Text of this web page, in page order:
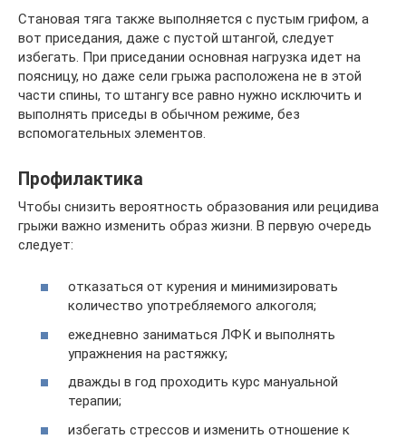
Становая тяга также выполняется с пустым грифом, а
вот приседания, даже с пустой штангой, следует
избегать. При приседании основная нагрузка идет на
поясницу, но даже сели грыжа расположена не в этой
части спины, то штангу все равно нужно исключить и
выполнять приседы в обычном режиме, без
вспомогательных элементов.
Профилактика
Чтобы снизить вероятность образования или рецидива
грыжи важно изменить образ жизни. В первую очередь
следует:
отказаться от курения и минимизировать
количество употребляемого алкоголя;
ежедневно заниматься ЛФК и выполнять
упражнения на растяжку;
дважды в год проходить курс мануальной
терапии;
избегать стрессов и изменить отношение к